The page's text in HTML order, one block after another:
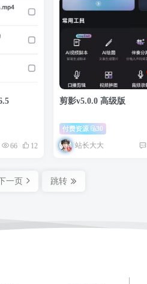
66 12
剪影v5.0.0 高级版
付费资源 30
站长大大
一页 跳转